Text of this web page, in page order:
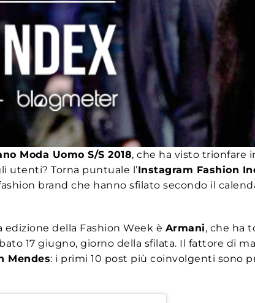
Moda Uomo S/S 2018, che ha visto trionfare
utenti? Torna puntuale l’Instagram Fashion
brand che hanno sfilato secondo il
della Fashion Week è Armani, che ha
17 giugno, giorno della sfilata. Il fattore di
Mendes: i primi 10 post più coinvolgenti sono